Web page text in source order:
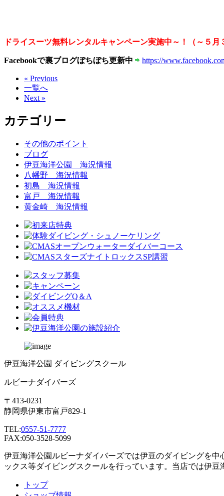
ドライスーツ無料レンタルキャンペーン実施中～！（～５月
Facebookで裏ブログぼちぼち更新中 https://
« Previous
一覧へ
Next »
カテゴリー
その他のポイント
ブログ
伊豆海洋公園 海況情報
八幡野 海況情報
初島 海況情報
富戸 海況情報
黄金崎 海況情報
伊豆海洋公園 ダイビングスクール
ルビーナダイバーズ
〒413-0231
静岡県伊東市富戸829-1
TEL:0557-51-7777
FAX:050-3528-5099
伊豆海洋公園ルビーナダイバーズでは伊豆のダイビングを
ックス等ダイビングスクールを行っています。当店では伊
トップ